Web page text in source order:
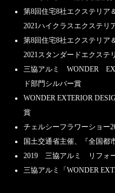
12/18（日）【首都圏】
2022.11.1
2022.10.1
「外構とお庭の秋の大相談会
10/15（土）・10/16（日）【
2022.9.1
「外構とお庭のリフォーム相
9/17（土）・9/18（日）・9/
2022.8.5
「外構とお庭のリフォーム相
第8回住宅8社エクステリア
2021ハイクラスエクステリ
第8回住宅8社エクステリア
2021スタンダードエクステ
三協アルミ WONDER
ド部門シルバー賞
WONDER EXTERIOR
賞
チェルシーフラワーショー
国土交通省主催、『全国都
2019 三協アルミ リフォ
三協アルミ「WONDER